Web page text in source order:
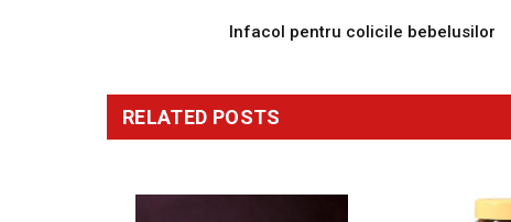
Infacol pentru colicile bebelusilor
RELATED POSTS